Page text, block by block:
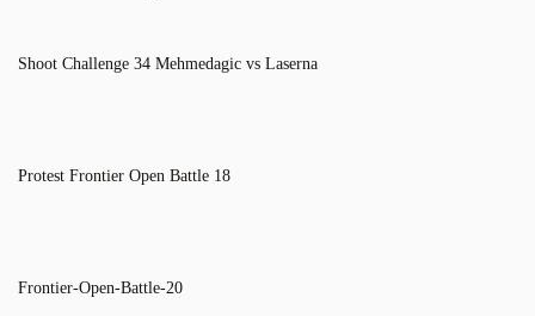
Shoot Challenge 34 Mehmedagic vs Laserna
Protest Frontier Open Battle 18
Frontier-Open-Battle-20